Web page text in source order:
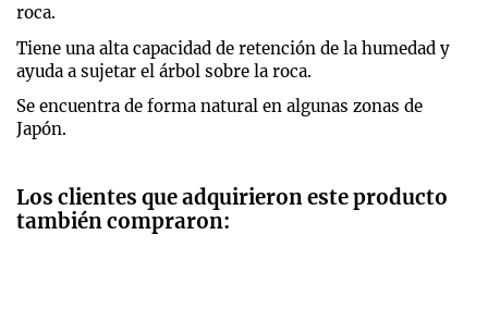
roca.
Tiene una alta capacidad de retención de la humedad y
ayuda a sujetar el árbol sobre la roca.
Se encuentra de forma natural en algunas zonas de
Japón.
Los clientes que adquirieron este producto
también compraron: